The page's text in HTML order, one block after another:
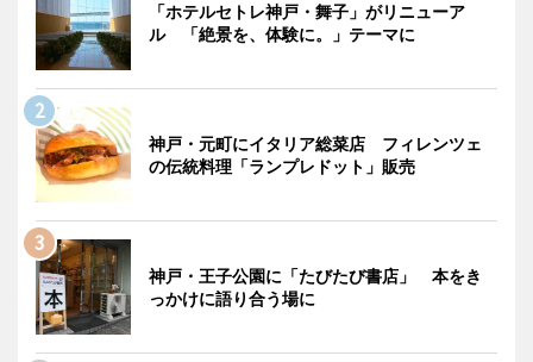
「ホテルセトレ神戸・舞子」がリニューア
ル 「絶景を、体験に。」テーマに
神戸・元町にイタリア総菜店 フィレンツェ
の伝統料理「ランプレドット」販売
神戸・王子公園に「たびたび書店」 本をき
っかけに語り合う場に